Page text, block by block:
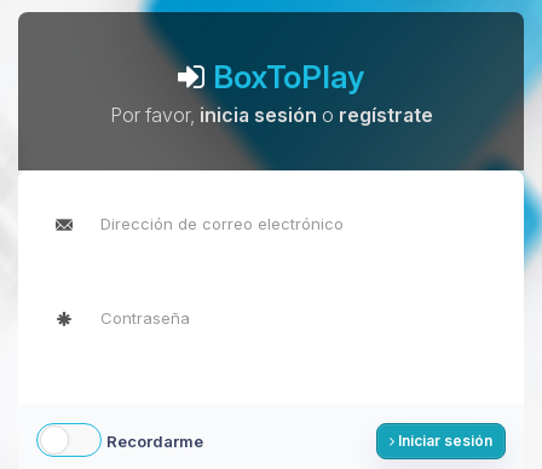
BoxToPlay
Por favor, inicia sesión o regístrate
Recordarme Iniciar sesión